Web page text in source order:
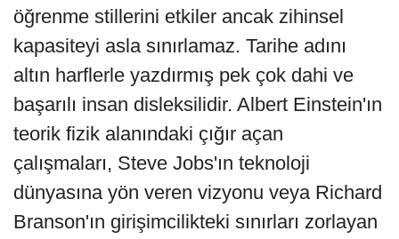
öğrenme stillerini etkiler ancak zihinsel
kapasiteyi asla sınırlamaz. Tarihe adını
altın harflerle yazdırmış pek çok dahi ve
başarılı insan disleksilidir. Albert Einstein'ın
teorik fizik alanındaki çığır açan
çalışmaları, Steve Jobs'ın teknoloji
dünyasına yön veren vizyonu veya Richard
Branson'ın girişimcilikteki sınırları zorlayan